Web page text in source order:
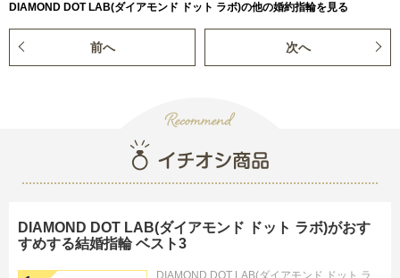
DIAMOND DOT LAB(ダイアモンド ドット ラボ)の他の婚約指輪を見る
前へ 次へ
DIAMOND DOT LAB(ダイアモンド ドット ラボ)がおす
すめする結婚指輪 ベスト3
DIAMOND DOT LAB(ダイアモンド ドット ラ